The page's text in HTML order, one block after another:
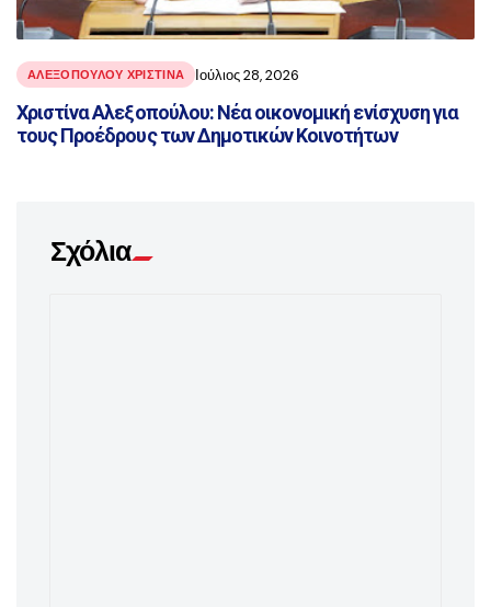
ΑΛΕΞΟΠΟΥΛΟΥ ΧΡΙΣΤΙΝΑ Ιούλιος 28, 2026
Χριστίνα Αλεξοπούλου: Νέα οικονομική ενίσχυση για
τους Προέδρους των Δημοτικών Κοινοτήτων
Σχόλια